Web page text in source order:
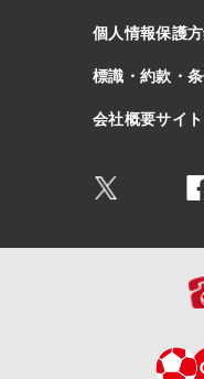
個人情報保護
標識・約款・
会社概要サイト